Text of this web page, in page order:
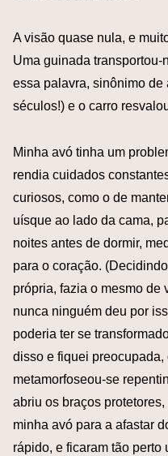
A visão quase nula, e
Uma guinada transportou-
essa palavra, sinônimo de
séculos!) e o carro
Minha avó tinha um
rendia cuidados
curiosos, como o de
uísque ao lado da cama,
noites antes de dormir,
para o coração.
própria, fazia o mesmo de
nunca ninguém deu por
poderia ter se
disso e fiquei preocupada,
metamorfoseou-se
abriu os braços
minha avó para a afastar
rápido, e ficaram tão perto